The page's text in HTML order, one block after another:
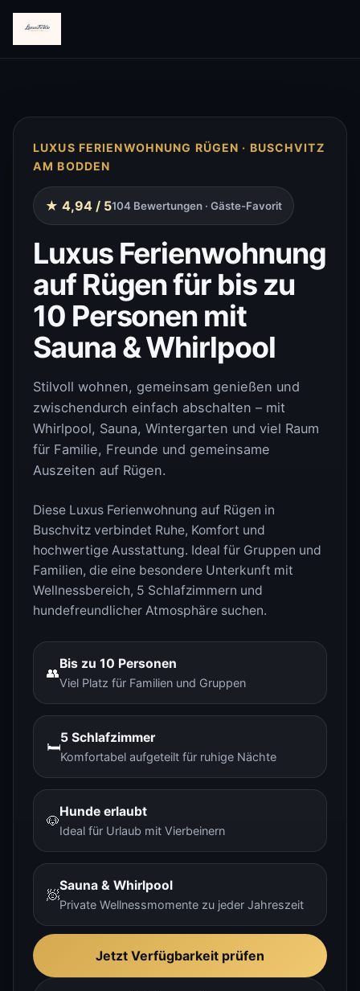
LUXUS FERIENWOHNUNG RÜGEN · BUSCHVITZ
AM BODDEN
★ 4,94 / 5104 Bewertungen · Gäste-Favorit
Luxus Ferienwohnung
auf Rügen für bis zu
10 Personen mit
Sauna & Whirlpool
Stilvoll wohnen, gemeinsam genießen und
zwischendurch einfach abschalten – mit
Whirlpool, Sauna, Wintergarten und viel Raum
für Familie, Freunde und gemeinsame
Auszeiten auf Rügen.
Diese Luxus Ferienwohnung auf Rügen in
Buschvitz verbindet Ruhe, Komfort und
hochwertige Ausstattung. Ideal für Gruppen und
Familien, die eine besondere Unterkunft mit
Wellnessbereich, 5 Schlafzimmern und
hundefreundlicher Atmosphäre suchen.
👥
Bis zu 10 Personen
Viel Platz für Familien und Gruppen
🛏️
5 Schlafzimmer
Komfortabel aufgeteilt für ruhige Nächte
🐶
Hunde erlaubt
Ideal für Urlaub mit Vierbeinern
🧖
Sauna & Whirlpool
Private Wellnessmomente zu jeder Jahreszeit
Jetzt Verfügbarkeit prüfen